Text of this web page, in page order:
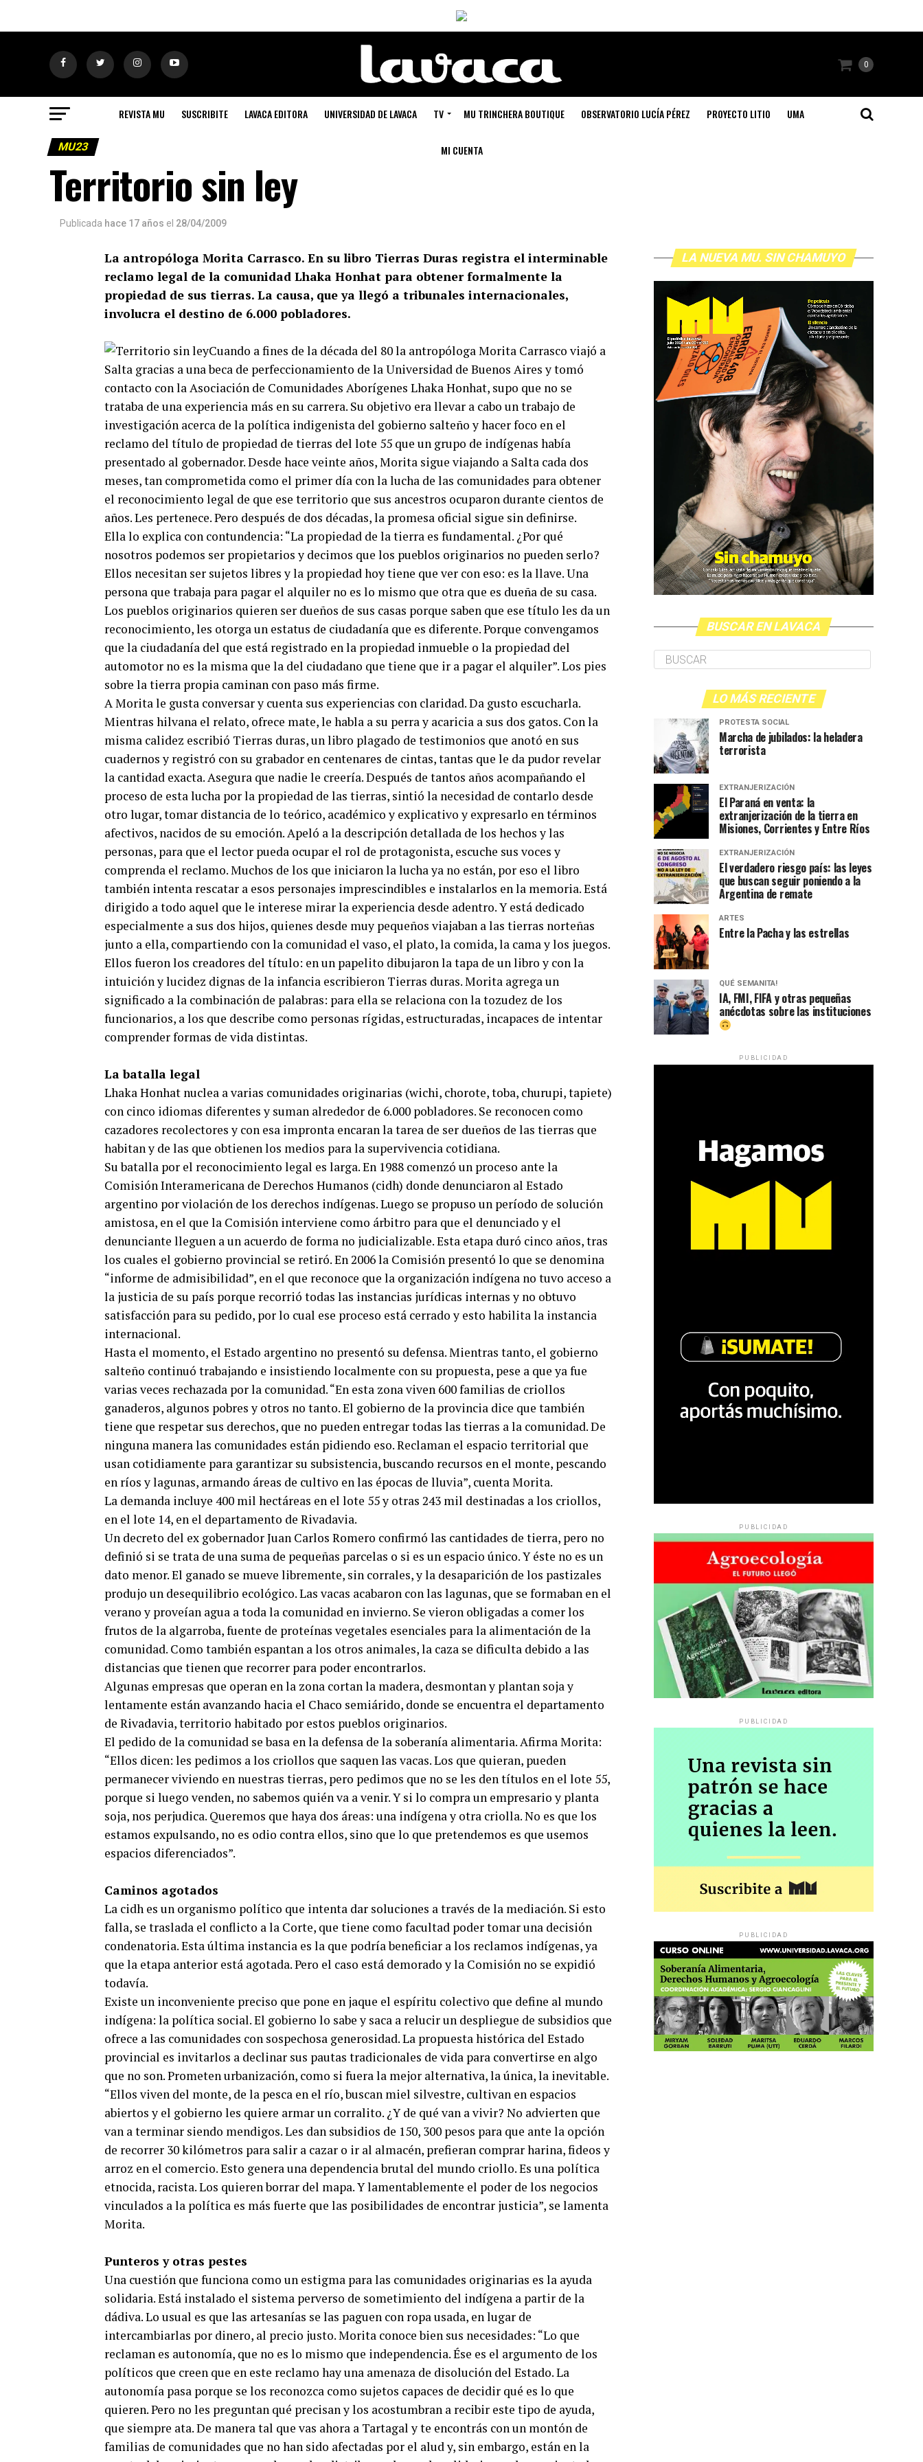
0
REVISTA MU SUSCRIBITE LAVACA EDITORA UNIVERSIDAD DE LAVACA TV MU TRINCHERA BOUTIQUE OBSERVATORIO LUCÍA PÉREZ PROYECTO LITIO UMA
MI CUENTA
MU23
Territorio sin ley
Publicada hace 17 años el 28/04/2009
La antropóloga Morita Carrasco. En su libro Tierras Duras registra el interminable
reclamo legal de la comunidad Lhaka Honhat para obtener formalmente la
propiedad de sus tierras. La causa, que ya llegó a tribunales internacionales,
involucra el destino de 6.000 pobladores.
Cuando a fines de la década del 80 la antropóloga Morita Carrasco viajó a
Salta gracias a una beca de perfeccionamiento de la Universidad de Buenos Aires y tomó
contacto con la Asociación de Comunidades Aborígenes Lhaka Honhat, supo que no se
trataba de una experiencia más en su carrera. Su objetivo era llevar a cabo un trabajo de
investigación acerca de la política indigenista del gobierno salteño y hacer foco en el
reclamo del título de propiedad de tierras del lote 55 que un grupo de indígenas había
presentado al gobernador. Desde hace veinte años, Morita sigue viajando a Salta cada dos
meses, tan comprometida como el primer día con la lucha de las comunidades para obtener
el reconocimiento legal de que ese territorio que sus ancestros ocuparon durante cientos de
años. Les pertenece. Pero después de dos décadas, la promesa oficial sigue sin definirse.
Ella lo explica con contundencia: “La propiedad de la tierra es fundamental. ¿Por qué
nosotros podemos ser propietarios y decimos que los pueblos originarios no pueden serlo?
Ellos necesitan ser sujetos libres y la propiedad hoy tiene que ver con eso: es la llave. Una
persona que trabaja para pagar el alquiler no es lo mismo que otra que es dueña de su casa.
Los pueblos originarios quieren ser dueños de sus casas porque saben que ese título les da un
reconocimiento, les otorga un estatus de ciudadanía que es diferente. Porque convengamos
que la ciudadanía del que está registrado en la propiedad inmueble o la propiedad del
automotor no es la misma que la del ciudadano que tiene que ir a pagar el alquiler”. Los pies
sobre la tierra propia caminan con paso más firme.
A Morita le gusta conversar y cuenta sus experiencias con claridad. Da gusto escucharla.
Mientras hilvana el relato, ofrece mate, le habla a su perra y acaricia a sus dos gatos. Con la
misma calidez escribió Tierras duras, un libro plagado de testimonios que anotó en sus
cuadernos y registró con su grabador en centenares de cintas, tantas que le da pudor revelar
la cantidad exacta. Asegura que nadie le creería. Después de tantos años acompañando el
proceso de esta lucha por la propiedad de las tierras, sintió la necesidad de contarlo desde
otro lugar, tomar distancia de lo teórico, académico y explicativo y expresarlo en términos
afectivos, nacidos de su emoción. Apeló a la descripción detallada de los hechos y las
personas, para que el lector pueda ocupar el rol de protagonista, escuche sus voces y
comprenda el reclamo. Muchos de los que iniciaron la lucha ya no están, por eso el libro
también intenta rescatar a esos personajes imprescindibles e instalarlos en la memoria. Está
dirigido a todo aquel que le interese mirar la experiencia desde adentro. Y está dedicado
especialmente a sus dos hijos, quienes desde muy pequeños viajaban a las tierras norteñas
junto a ella, compartiendo con la comunidad el vaso, el plato, la comida, la cama y los juegos.
Ellos fueron los creadores del título: en un papelito dibujaron la tapa de un libro y con la
intuición y lucidez dignas de la infancia escribieron Tierras duras. Morita agrega un
significado a la combinación de palabras: para ella se relaciona con la tozudez de los
funcionarios, a los que describe como personas rígidas, estructuradas, incapaces de intentar
comprender formas de vida distintas.
La batalla legal
Lhaka Honhat nuclea a varias comunidades originarias (wichi, chorote, toba, churupi, tapiete)
con cinco idiomas diferentes y suman alrededor de 6.000 pobladores. Se reconocen como
cazadores recolectores y con esa impronta encaran la tarea de ser dueños de las tierras que
habitan y de las que obtienen los medios para la supervivencia cotidiana.
Su batalla por el reconocimiento legal es larga. En 1988 comenzó un proceso ante la
Comisión Interamericana de Derechos Humanos (cidh) donde denunciaron al Estado
argentino por violación de los derechos indígenas. Luego se propuso un período de solución
amistosa, en el que la Comisión interviene como árbitro para que el denunciado y el
denunciante lleguen a un acuerdo de forma no judicializable. Esta etapa duró cinco años, tras
los cuales el gobierno provincial se retiró. En 2006 la Comisión presentó lo que se denomina
“informe de admisibilidad”, en el que reconoce que la organización indígena no tuvo acceso a
la justicia de su país porque recorrió todas las instancias jurídicas internas y no obtuvo
satisfacción para su pedido, por lo cual ese proceso está cerrado y esto habilita la instancia
internacional.
Hasta el momento, el Estado argentino no presentó su defensa. Mientras tanto, el gobierno
salteño continuó trabajando e insistiendo localmente con su propuesta, pese a que ya fue
varias veces rechazada por la comunidad. “En esta zona viven 600 familias de criollos
ganaderos, algunos pobres y otros no tanto. El gobierno de la provincia dice que también
tiene que respetar sus derechos, que no pueden entregar todas las tierras a la comunidad. De
ninguna manera las comunidades están pidiendo eso. Reclaman el espacio territorial que
usan cotidiamente para garantizar su subsistencia, buscando recursos en el monte, pescando
en ríos y lagunas, armando áreas de cultivo en las épocas de lluvia”, cuenta Morita.
La demanda incluye 400 mil hectáreas en el lote 55 y otras 243 mil destinadas a los criollos,
en el lote 14, en el departamento de Rivadavia.
Un decreto del ex gobernador Juan Carlos Romero confirmó las cantidades de tierra, pero no
definió si se trata de una suma de pequeñas parcelas o si es un espacio único. Y éste no es un
dato menor. El ganado se mueve libremente, sin corrales, y la desaparición de los pastizales
produjo un desequilibrio ecológico. Las vacas acabaron con las lagunas, que se formaban en el
verano y proveían agua a toda la comunidad en invierno. Se vieron obligadas a comer los
frutos de la algarroba, fuente de proteínas vegetales esenciales para la alimentación de la
comunidad. Como también espantan a los otros animales, la caza se dificulta debido a las
distancias que tienen que recorrer para poder encontrarlos.
Algunas empresas que operan en la zona cortan la madera, desmontan y plantan soja y
lentamente están avanzando hacia el Chaco semiárido, donde se encuentra el departamento
de Rivadavia, territorio habitado por estos pueblos originarios.
El pedido de la comunidad se basa en la defensa de la soberanía alimentaria. Afirma Morita:
“Ellos dicen: les pedimos a los criollos que saquen las vacas. Los que quieran, pueden
permanecer viviendo en nuestras tierras, pero pedimos que no se les den títulos en el lote 55,
porque si luego venden, no sabemos quién va a venir. Y si lo compra un empresario y planta
soja, nos perjudica. Queremos que haya dos áreas: una indígena y otra criolla. No es que los
estamos expulsando, no es odio contra ellos, sino que lo que pretendemos es que usemos
espacios diferenciados”.
Caminos agotados
La cidh es un organismo político que intenta dar soluciones a través de la mediación. Si esto
falla, se traslada el conflicto a la Corte, que tiene como facultad poder tomar una decisión
condenatoria. Esta última instancia es la que podría beneficiar a los reclamos indígenas, ya
que la etapa anterior está agotada. Pero el caso está demorado y la Comisión no se expidió
todavía.
Existe un inconveniente preciso que pone en jaque el espíritu colectivo que define al mundo
indígena: la política social. El gobierno lo sabe y saca a relucir un despliegue de subsidios que
ofrece a las comunidades con sospechosa generosidad. La propuesta histórica del Estado
provincial es invitarlos a declinar sus pautas tradicionales de vida para convertirse en algo
que no son. Prometen urbanización, como si fuera la mejor alternativa, la única, la inevitable.
“Ellos viven del monte, de la pesca en el río, buscan miel silvestre, cultivan en espacios
abiertos y el gobierno les quiere armar un corralito. ¿Y de qué van a vivir? No advierten que
van a terminar siendo mendigos. Les dan subsidios de 150, 300 pesos para que ante la opción
de recorrer 30 kilómetros para salir a cazar o ir al almacén, prefieran comprar harina, fideos y
arroz en el comercio. Esto genera una dependencia brutal del mundo criollo. Es una política
etnocida, racista. Los quieren borrar del mapa. Y lamentablemente el poder de los negocios
vinculados a la política es más fuerte que las posibilidades de encontrar justicia”, se lamenta
Morita.
Punteros y otras pestes
Una cuestión que funciona como un estigma para las comunidades originarias es la ayuda
solidaria. Está instalado el sistema perverso de sometimiento del indígena a partir de la
dádiva. Lo usual es que las artesanías se las paguen con ropa usada, en lugar de
intercambiarlas por dinero, al precio justo. Morita conoce bien sus necesidades: “Lo que
reclaman es autonomía, que no es lo mismo que independencia. Ése es el argumento de los
políticos que creen que en este reclamo hay una amenaza de disolución del Estado. La
autonomía pasa porque se los reconozca como sujetos capaces de decidir qué es lo que
quieren. Pero no les preguntan qué precisan y los acostumbran a recibir este tipo de ayuda,
que siempre ata. De manera tal que vas ahora a Tartagal y te encontrás con un montón de
familias de comunidades que no han sido afectadas por el alud y, sin embargo, están en la
LA NUEVA MU. SIN CHAMUYO
BUSCAR EN LAVACA
LO MÁS RECIENTE
PROTESTA SOCIAL
Marcha de jubilados: la heladera
terrorista
EXTRANJERIZACIÓN
El Paraná en venta: la
extranjerización de la tierra en
Misiones, Corrientes y Entre Ríos
EXTRANJERIZACIÓN
El verdadero riesgo país: las leyes
que buscan seguir poniendo a la
Argentina de remate
ARTES
Entre la Pacha y las estrellas
QUÉ SEMANITA!
IA, FMI, FIFA y otras pequeñas
anécdotas sobre las instituciones
PUBLICIDAD
PUBLICIDAD
PUBLICIDAD
PUBLICIDAD